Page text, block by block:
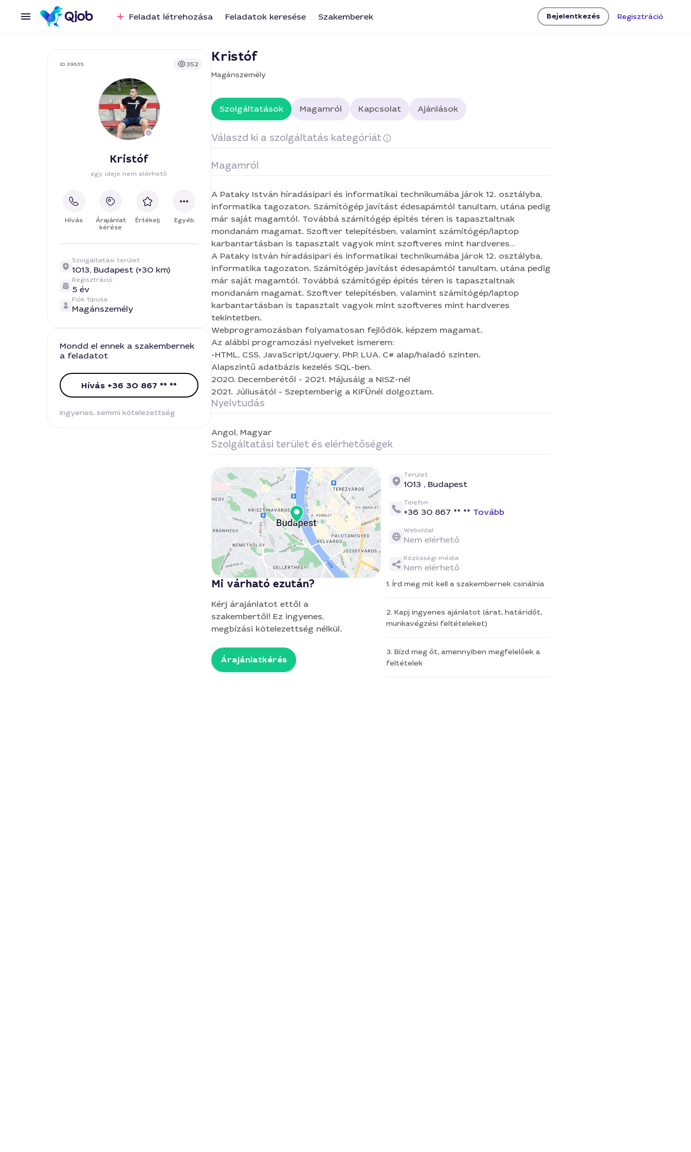
Feladat létrehozása Feladatok keresése Szakemberek Bejelentkezés Regisztráció
ID 39535 352
Kristóf
egy ideje nem elérhető
Hívás
Árajánlat
kérése
Értékelj Egyéb
Szolgáltatási terület
1013, Budapest (+30 km)
Regisztráció
5 év
Fiók típusa
Magánszemély
Mondd el ennek a szakembernek
a feladatot
Hívás +36 30 867 ** **
Ingyenes, semmi kötelezettség
Kristóf
Magánszemély
Szolgáltatások Magamról Kapcsolat Ajánlások
Válaszd ki a szolgáltatás kategóriát
Számítógépek, laptopok javítása
Internetbeállítás, Wi-Fi Alkatrészek javítása, cseréje
Szkennerek, nyomtatók üzembe helyezése, szervizelése Tanácsadás és képzés
Egyéb számítógép szerviz szolgáltatások Honlapkészítés Honlapkarbantartás
Programozás és szoftverfejlesztés Applikációfejlesztés
Magamról
A Pataky István híradásipari és informatikai technikumába járok 12. osztályba,
informatika tagozaton. Számítógép javítást édesapámtól tanultam, utána pedig
már saját magamtól. Továbbá számítógép építés téren is tapasztaltnak
mondanám magamat. Szoftver telepítésben, valamint számítógép/laptop
karbantartásban is tapasztalt vagyok mint szoftveres mint hardveres
tekintetben. Webprogramozásban folyamatosan fejlődök, képzem magamat. Az
alábbi programozási nyelveket ismerem: -HTML, CSS, JavaScript/Jquery, PhP,
LUA, C# alap/haladó szinten. Alapszintű adatbázis kezelés SQL-ben. 2020.
Decemberétől - 2021. Májusáig a NISZ-nél 2021. Júliusától - Szeptemberig a
KIFÜnél dolgoztam.
A Pataky István híradásipari és informatikai technikumába járok 12. osztályba,
informatika tagozaton. Számítógép javítást édesapámtól tanultam, utána pedig
már saját magamtól. Továbbá számítógép építés téren is tapasztaltnak
mondanám magamat. Szoftver telepítésben, valamint számítógép/laptop
karbantartásban is tapasztalt vagyok mint szoftveres mint hardveres
tekintetben.
Webprogramozásban folyamatosan fejlődök, képzem magamat.
Az alábbi programozási nyelveket ismerem:
-HTML, CSS, JavaScript/Jquery, PhP, LUA, C# alap/haladó szinten.
Alapszintű adatbázis kezelés SQL-ben.
2020. Decemberétől - 2021. Májusáig a NISZ-nél
2021. Júliusától - Szeptemberig a KIFÜnél dolgoztam.
Nyelvtudás
Angol, Magyar
Szolgáltatási terület és elérhetőségek
Terület
1013 , Budapest
Telefon
+36 30 867 ** ** Tovább
Weboldal
Nem elérhető
Közösségi média
Nem elérhető
Mi várható ezután?
Kérj árajánlatot ettől a
szakembertől! Ez ingyenes,
megbízási kötelezettség nélkül.
Árajánlatkérés
1. Írd meg mit kell a szakembernek csinálnia
2. Kapj ingyenes ajánlatot (árat, határidőt,
munkavégzési feltételeket)
3. Bízd meg őt, amennyiben megfelelőek a
feltételek